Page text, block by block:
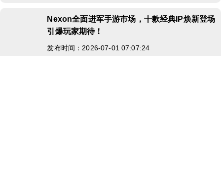
Nexon全面进军手游市场，十款经典IP焕新登场
引爆玩家期待！
发布时间：2026-07-01 07:07:24